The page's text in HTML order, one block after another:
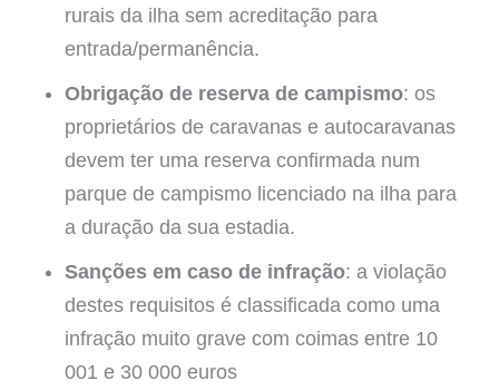
rurais da ilha sem acreditação para
entrada/permanência.
Obrigação de reserva de campismo: os
proprietários de caravanas e autocaravanas
devem ter uma reserva confirmada num
parque de campismo licenciado na ilha para
a duração da sua estadia.
Sanções em caso de infração: a violação
destes requisitos é classificada como uma
infração muito grave com coimas entre 10
001 e 30 000 euros